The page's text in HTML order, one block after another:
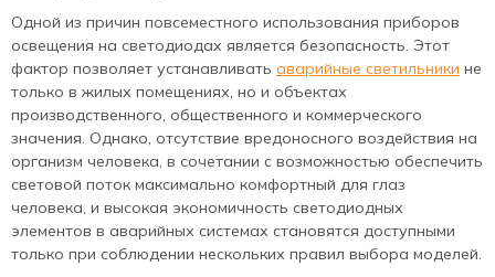
Одной из причин повсеместного использования приборов
освещения на светодиодах является безопасность. Этот
фактор позволяет устанавливать аварийные светильники не
только в жилых помещениях, но и объектах
производственного, общественного и коммерческого
значения. Однако, отсутствие вредоносного воздействия на
организм человека, в сочетании с возможностью обеспечить
световой поток максимально комфортный для глаз
человека, и высокая экономичность светодиодных
элементов в аварийных системах становятся доступными
только при соблюдении нескольких правил выбора моделей.